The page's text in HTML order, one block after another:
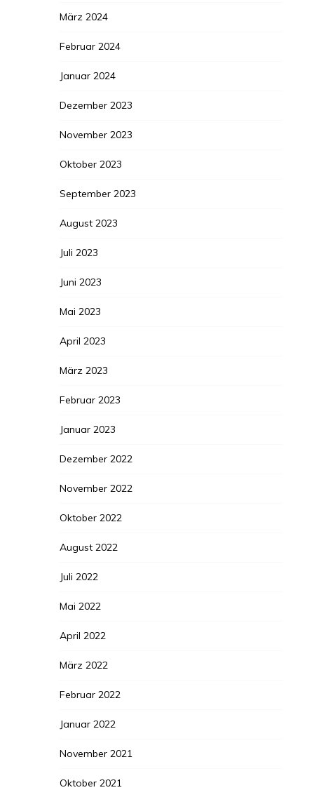
März 2024
Februar 2024
Januar 2024
Dezember 2023
November 2023
Oktober 2023
September 2023
August 2023
Juli 2023
Juni 2023
Mai 2023
April 2023
März 2023
Februar 2023
Januar 2023
Dezember 2022
November 2022
Oktober 2022
August 2022
Juli 2022
Mai 2022
April 2022
März 2022
Februar 2022
Januar 2022
November 2021
Oktober 2021